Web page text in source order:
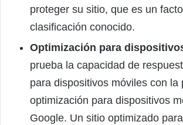
proteger su sitio, que es un
clasificación conocido.
Optimización para
prueba la capacidad de
para dispositivos móviles con la
optimización para dispositivos
Google. Un sitio optimizado